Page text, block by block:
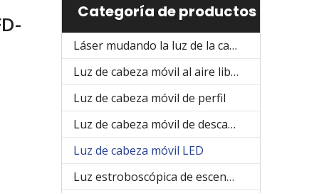
Categoría de productos
Láser mudando la luz de la cabeza
Luz de cabeza móvil al aire libre
Luz de cabeza móvil de perfil
Luz de cabeza móvil de descarga
Luz de cabeza móvil LED
Luz estroboscópica de escenario